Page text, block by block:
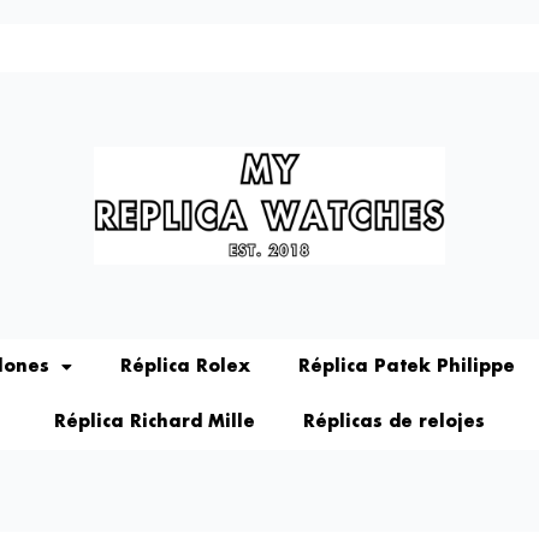
Réplica Rolex Réplica Patek Philippe
Réplica Richard Mille Réplicas de relojes